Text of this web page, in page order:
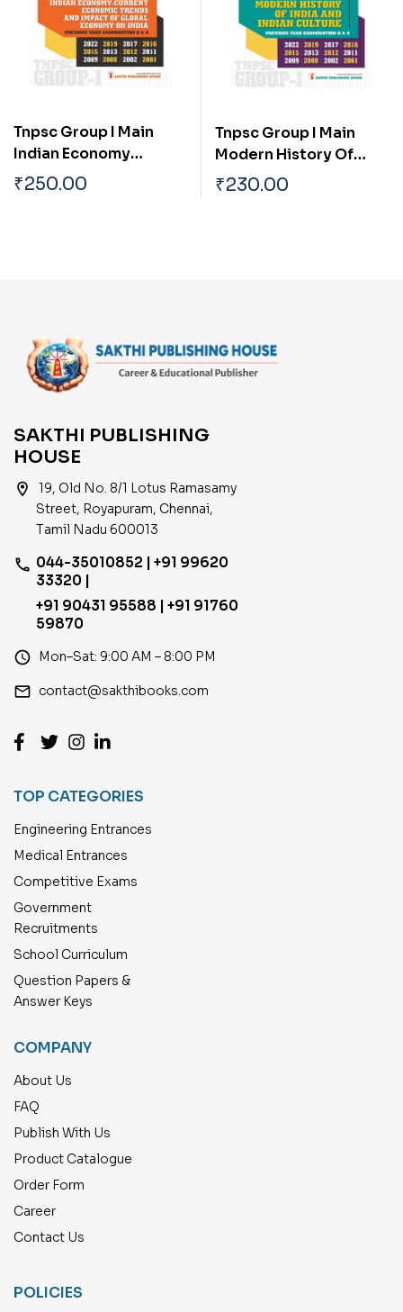
Tnpsc Group I Main
Indian Economy
Current Economic
₹250.00
Tnpsc Group I Main
Modern History Of
India And Indian
₹230.00
SAKTHI PUBLISHING
HOUSE
location_on
19, Old No. 8/1 Lotus Ramasamy
Street, Royapuram, Chennai,
Tamil Nadu 600013
phone 044-35010852 | +91 99620
33320 |
+91 90431 95588 | +91 91760
59870
access_time Mon–Sat: 9:00 AM – 8:00 PM
email contact@sakthibooks.com
TOP CATEGORIES
Engineering Entrances
Medical Entrances
Competitive Exams
Government
Recruitments
School Curriculum
Question Papers &
Answer Keys
COMPANY
About Us
FAQ
Publish With Us
Product Catalogue
Order Form
Career
Contact Us
POLICIES